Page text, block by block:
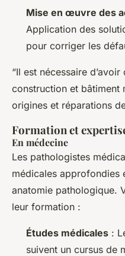
Mise en œuvre des
Application des
pour corriger les
“Il est nécessaire
construction et bâtiment
origines et réparations
Formation et
En médecine
Les pathologistes
médicales approfondies
anatomie pathologique.
leur formation :
Études médicales :
suivent un cursus de